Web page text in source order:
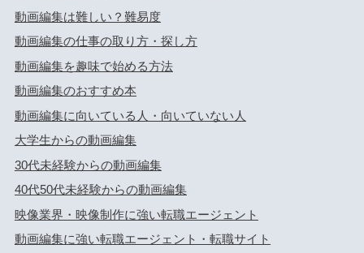
動画編集は難しい？難易度
動画編集の仕事の取り方・探し方
動画編集を趣味で始める方法
動画編集のおすすめ本
動画編集に向いている人・向いていない人
大学生からの動画編集
30代未経験からの動画編集
40代50代未経験からの動画編集
映像業界・映像制作に強い転職エージェント
動画編集に強い転職エージェント・転職サイト